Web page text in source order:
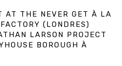
AT THE NEVER GET À LA
(LONDRES)
LARSON PROJECT
BOROUGH À